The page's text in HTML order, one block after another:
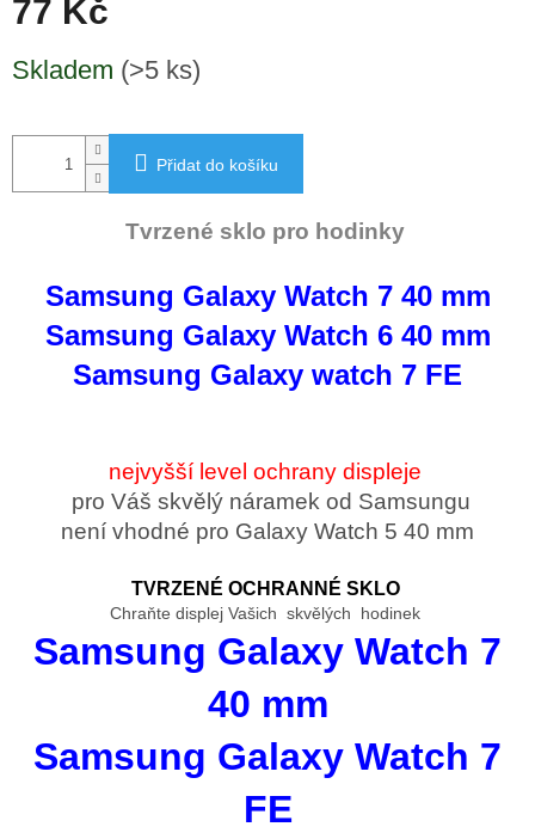
77 Kč
cena:
Skladem (>5 ks)
Přidat do košíku
Tvrzené sklo pro hodinky
Samsung Galaxy Watch 7 40 mm
Samsung Galaxy Watch 6 40 mm
Samsung Galaxy watch 7 FE
nejvyšší level ochrany displeje
pro Váš skvělý náramek od Samsungu
není vhodné pro Galaxy Watch 5 40 mm
TVRZENÉ OCHRANNÉ SKLO
Chraňte displej Vašich skvělých hodinek
Samsung Galaxy Watch 7
40 mm
Samsung Galaxy Watch 7
FE